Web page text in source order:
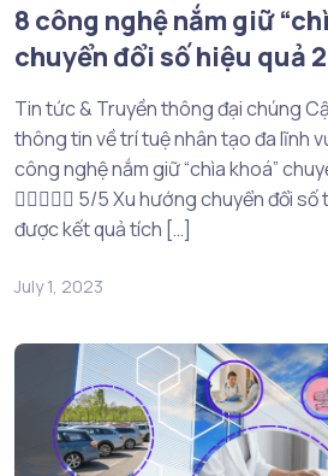
8 công nghệ nắm giữ
chuyển đổi số hiệu quả
Tin tức & Truyền thông đại chúng
thông tin về trí tuệ nhân tạo đa lĩnh
công nghệ nắm giữ “chìa khoá”
 5/5 Xu hướng chuyển đổi số
được kết quả tích […]
July 1, 2023